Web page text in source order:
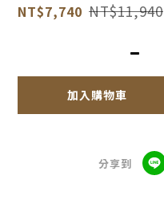
NT$7,740 NT$11,940
加入購物車
分享到